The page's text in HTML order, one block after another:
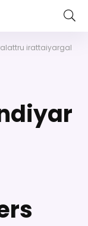
irattaiyargal
பெண்
எண்: